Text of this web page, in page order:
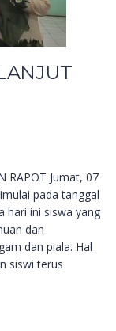
RAPOT Jumat, 07
pada tanggal
hari ini siswa yang
dan
dan piala. Hal
siswi terus